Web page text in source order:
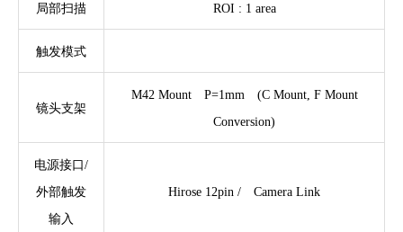
局部扫描 ROI : 1 area
触发模式
镜头支架
M42 Mount P=1mm (C Mount, F Mount
Conversion)
电源接口/
外部触发
输入
Hirose 12pin / Camera Link